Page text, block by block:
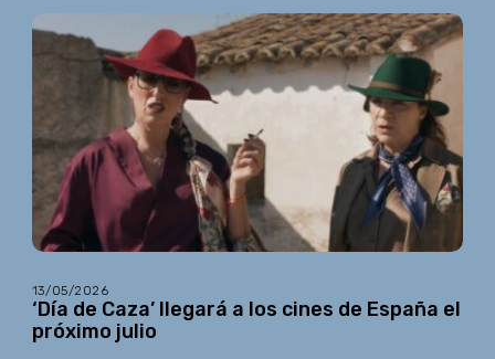
13/05/2026
‘Día de Caza’ llegará a los cines de España el
próximo julio